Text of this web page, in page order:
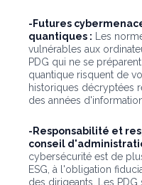
-Futures
quantiques : Les
vulnérables aux
PDG qui ne se
quantique risquent de
historiques décryptées
des années
-Responsabilité et
conseil
cybersécurité est de
ESG, à l'obligation
des dirigeants. Les